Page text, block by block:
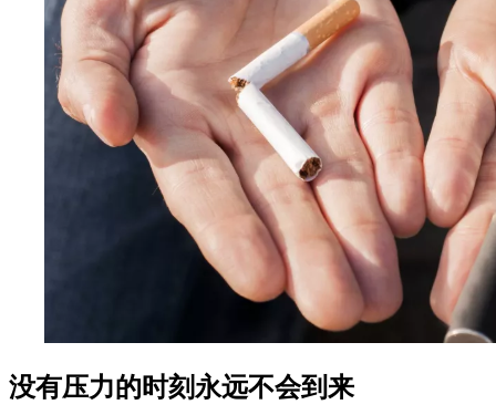
没有压力的时刻永远不会到来